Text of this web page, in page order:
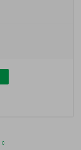
0